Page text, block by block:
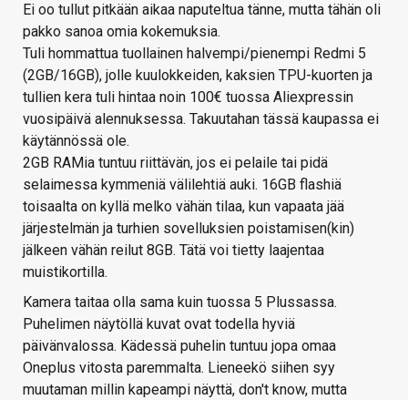
Ei oo tullut pitkään aikaa naputeltua tänne, mutta tähän oli
pakko sanoa omia kokemuksia.
Tuli hommattua tuollainen halvempi/pienempi Redmi 5
(2GB/16GB), jolle kuulokkeiden, kaksien TPU-kuorten ja
tullien kera tuli hintaa noin 100€ tuossa Aliexpressin
vuosipäivä alennuksessa. Takuutahan tässä kaupassa ei
käytännössä ole.
2GB RAMia tuntuu riittävän, jos ei pelaile tai pidä
selaimessa kymmeniä välilehtiä auki. 16GB flashiä
toisaalta on kyllä melko vähän tilaa, kun vapaata jää
järjestelmän ja turhien sovelluksien poistamisen(kin)
jälkeen vähän reilut 8GB. Tätä voi tietty laajentaa
muistikortilla.
Kamera taitaa olla sama kuin tuossa 5 Plussassa.
Puhelimen näytöllä kuvat ovat todella hyviä
päivänvalossa. Kädessä puhelin tuntuu jopa omaa
Oneplus vitosta paremmalta. Lieneekö siihen syy
muutaman millin kapeampi näyttä, don't know, mutta